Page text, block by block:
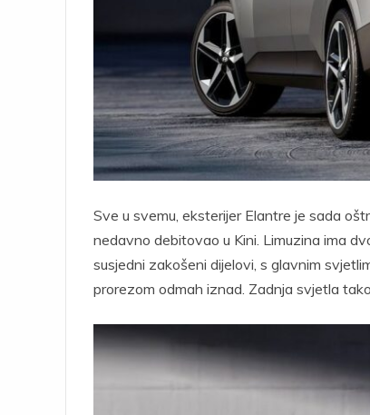
Sve u svemu, eksterijer Elantre je sada
nedavno debitovao u Kini. Limuzina ima
susjedni zakošeni dijelovi, s glavnim
prorezom odmah iznad. Zadnja svjetla